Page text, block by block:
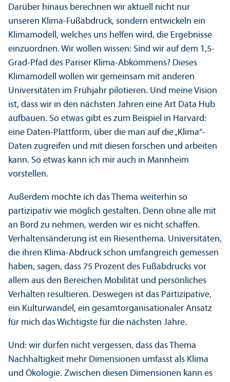
Darüber hinaus berechnen wir aktuell nicht nur
unseren Klima-Fußabdruck, sondern entwickeln ein
Klima­modell, welches uns helfen wird, die Ergebnisse
einzuordnen. Wir wollen wissen: Sind wir auf dem 1,5-
Grad-Pfad des Pariser Klima-Abkommens? Dieses
Klima­modell wollen wir gemeinsam mit anderen
Universitäten im Frühjahr pilotieren. Und meine Vision
ist, dass wir in den nächsten Jahren eine Art Data Hub
aufbauen. So etwas gibt es zum Beispiel in Harvard:
eine Daten-Plattform, über die man auf die „Klima“-
Daten zugreifen und mit diesen forschen und arbeiten
kann. So etwas kann ich mir auch in Mannheim
vorstellen.
Außerdem möchte ich das Thema weiterhin so
partizipativ wie möglich gestalten. Denn ohne alle mit
an Bord zu nehmen, werden wir es nicht schaffen.
Verhaltensänderung ist ein Riesenthema. Universitäten,
die ihren Klima-Abdruck schon umfangreich gemessen
haben, sagen, dass 75 Prozent des Fußabdrucks vor
allem aus den Bereichen Mobilität und persönliches
Verhalten resultieren. Deswegen ist das Partizipative,
ein Kulturwandel, ein gesamt­organisationaler Ansatz
für mich das Wichtigste für die nächsten Jahre.
Und: wir dürfen nicht vergessen, dass das Thema
Nachhaltigkeit mehr Dimensionen umfasst als Klima
und Ökologie. Zwischen diesen Dimensionen kann es